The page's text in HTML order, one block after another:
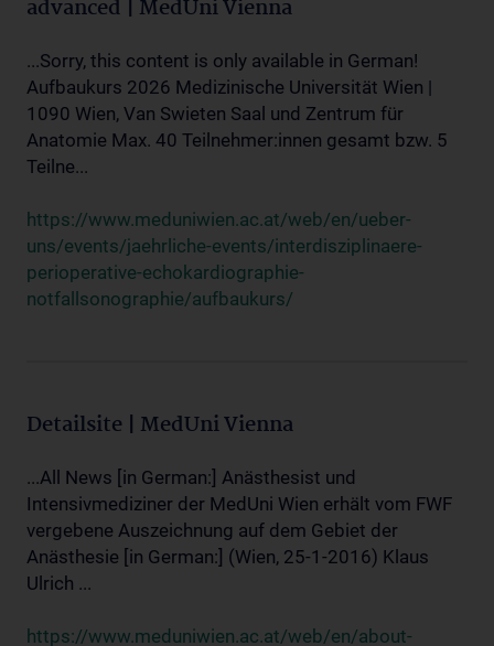
advanced | MedUni Vienna
...Sorry, this content is only available in German!
Aufbaukurs 2026 Medizinische Universität Wien |
1090 Wien, Van Swieten Saal und Zentrum für
Anatomie Max. 40 Teilnehmer:innen gesamt bzw. 5
Teilne...
https://www.meduniwien.ac.at/web/en/ueber-
uns/events/jaehrliche-events/interdisziplinaere-
perioperative-echokardiographie-
notfallsonographie/aufbaukurs/
Detailsite | MedUni Vienna
...All News [in German:] Anästhesist und
Intensivmediziner der MedUni Wien erhält vom FWF
vergebene Auszeichnung auf dem Gebiet der
Anästhesie [in German:] (Wien, 25-1-2016) Klaus
Ulrich ...
https://www.meduniwien.ac.at/web/en/about-